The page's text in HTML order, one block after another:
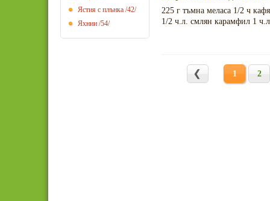
Ястия с плънка /42/
Яхнии /54/
225 г тъмна меласа 1/2 ч
1/2 ч.л. смлян карамфил 1
1 2